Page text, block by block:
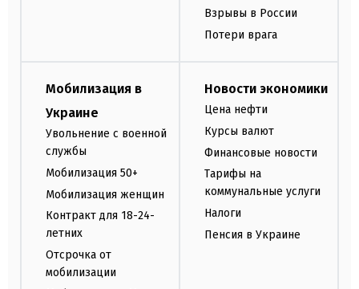
Взрывы в России
Потери врага
Мобилизация в
Украине
Увольнение с военной
службы
Мобилизация 50+
Мобилизация женщин
Контракт для 18-24-
летних
Отсрочка от
мобилизации
Новости экономики
Цена нефти
Курсы валют
Финансовые новости
Тарифы на
коммунальные услуги
Налоги
Пенсия в Украине